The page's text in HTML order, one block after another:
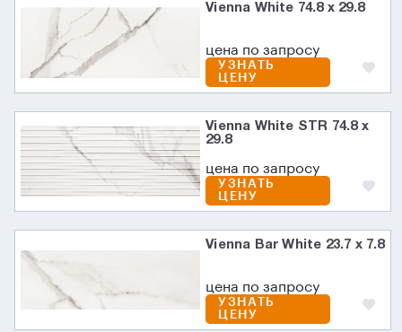
Vienna White 74.8 x 29.8
цена по запросу
УЗНАТЬ
ЦЕНУ
Vienna White STR 74.8 x
29.8
цена по запросу
УЗНАТЬ
ЦЕНУ
Vienna Bar White 23.7 x 7.8
цена по запросу
УЗНАТЬ
ЦЕНУ